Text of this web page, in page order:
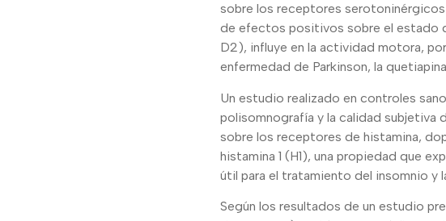
sobre los receptores
de efectos positivos sobre el estado
D2), influye en la actividad motora,
enfermedad de Parkinson, la
Un estudio realizado en controles
polisomnografía y la calidad
sobre los receptores de histamina,
histamina 1 (H1), una propiedad que
útil para el tratamiento del insomnio y
Según los resultados de un estudio